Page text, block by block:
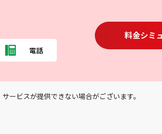
電話
料金シミ
ービスが提供できない場合がございます。